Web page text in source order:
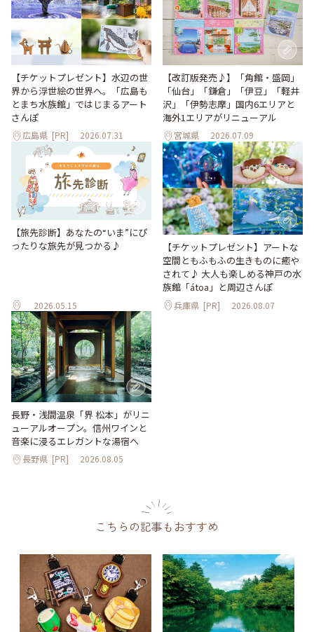
【チケットプレゼント】水辺の世
界から浮世絵の世界へ。「広島も
とまち水族館」ではじまるアート
さんぽ
広島県 [PR] 2026.07.31
【改訂版発売♪】「角館・盛岡」
「仙台」「鎌倉」「伊豆」「軽井
沢」「伊勢志摩」国内6エリアと
海外1エリアがリニューアル
宮城県 2026.07.09
【旅先診断】あなたの“いま”にぴ
ったりな旅先が見つかる♪
2026.05.15
【チケットプレゼント】アートな
空間ともふもふの生きものに癒や
されて♪ 大人も楽しめる神戸の水
族館「átoa」と周辺さんぽ
兵庫県 [PR] 2026.08.07
長野・浅間温泉「界 松本」がリニ
ューアルオープン。信州ワインと
音楽に浸るエレガントな湯宿へ
長野県 [PR] 2026.08.05
こちらの記事もおすすめ